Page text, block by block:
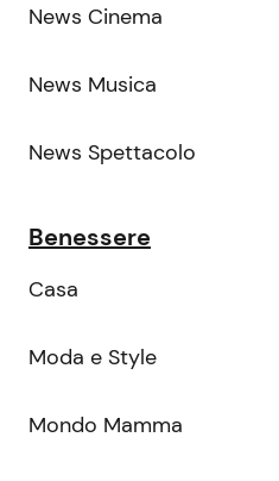
News Cinema
News Musica
News Spettacolo
Benessere
Casa
Moda e Style
Mondo Mamma